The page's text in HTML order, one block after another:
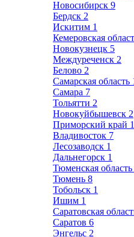
Новосибирск 9
Бердск 2
Искитим 1
Кемеровская
Новокузнецк 5
Междуреченск 2
Белово 2
Самарская область
Самара 7
Тольятти 2
Новокуйбышевск 2
Приморский край
Владивосток 7
Лесозаводск 1
Дальнегорск 1
Тюменская область
Тюмень 8
Тобольск 1
Ишим 1
Саратовская
Саратов 6
Энгельс 2